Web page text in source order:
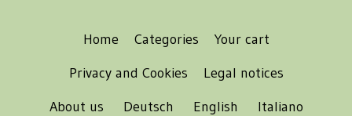
Home Categories
Your cart
Privacy and Cookies
Legal notices
About us
Deutsch English Italiano